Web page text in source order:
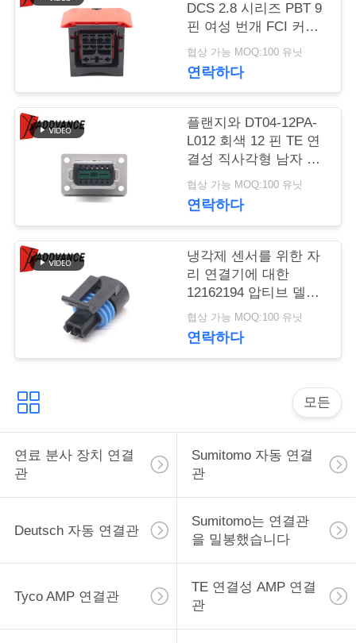
요
인
을
요
요
사
트
개
DCS 2.8 시리즈 PBT 9
핀 여성 번개 FCI 커넥
터
협상 가능 MOQ:100 유닛
연락하다
플랜지와 DT04-12PA-
L012 회색 12 핀 TE 연
결성 직사각형 남자 자
동차 연결기
협상 가능 MOQ:100 유닛
연락하다
냉각제 센서를 위한 자
리 연결기에 대한
12162194 압티브 델포
이 메트리 팩 150.2 시
리즈 여성 2 핀 당기기
협상 가능 MOQ:100 유닛
연락하다
모든
연료 분사 장치 연결
관
Sumitomo 자동 연결
관
Deutsch 자동 연결관
Sumitomo는 연결관
을 밀봉했습니다
Tyco AMP 연결관
TE 연결성 AMP 연결
관